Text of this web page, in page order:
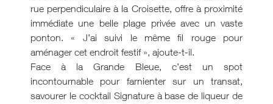
rue perpendiculaire à la Croisette, offre à proximité
immédiate une belle plage privée avec un vaste
ponton. « J’ai suivi le même fil rouge pour
aménager cet endroit festif », ajoute-t-il.
Face à la Grande Bleue, c’est un spot
incontournable pour farnienter sur un transat,
savourer le cocktail Signature à base de liqueur de